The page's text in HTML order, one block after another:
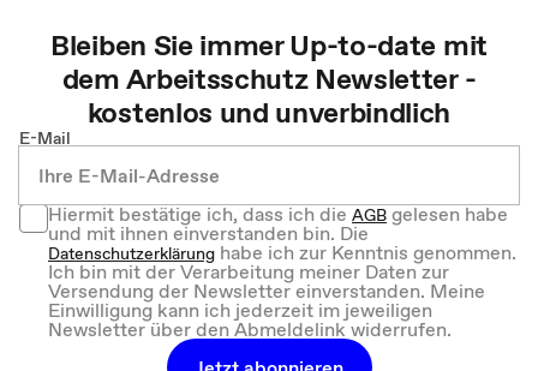
Bleiben Sie immer Up-to-date mit
demArbeitsschutz Newsletter -
kostenlos und unverbindlich
E-Mail
Hiermit bestätige ich, dass ich dieAGBgelesen habe
und mit ihnen einverstanden bin. Die
Datenschutzerklärung habe ich zur Kenntnis genommen.
Ich bin mit der Verarbeitung meiner Daten zur
Versendung der Newsletter einverstanden. Meine
Einwilligung kann ich jederzeit im jeweiligen
Newsletter über den Abmeldelink widerrufen.